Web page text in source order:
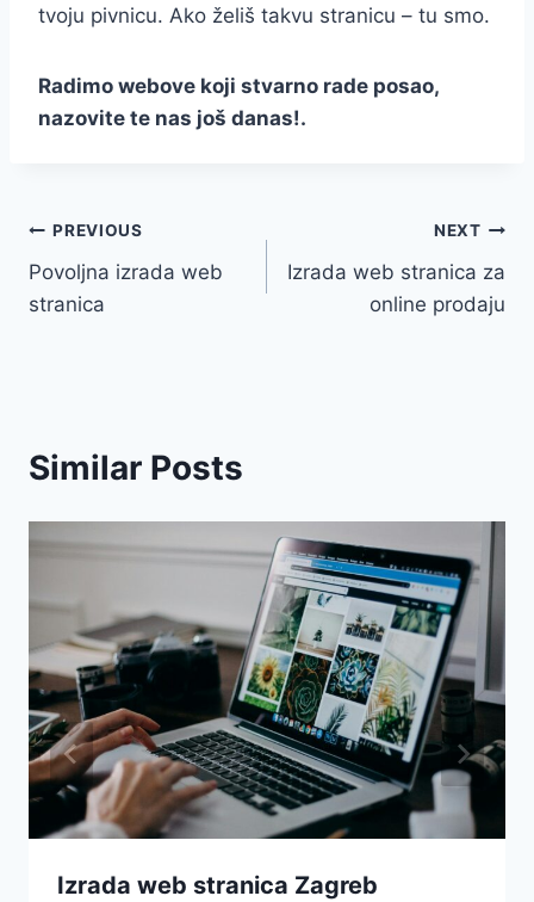
tvoju pivnicu. Ako želiš takvu stranicu – tu smo.
Radimo webove koji stvarno rade posao,
nazovite te nas još danas!.
Navigacija
objava
PREVIOUS
Povoljna izrada web
stranica
NEXT
Izrada web stranica za
online prodaju
Similar Posts
Izrada web stranica Zagreb